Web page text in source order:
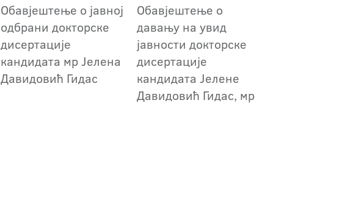
Обавјештење о јавној
одбрани докторске
дисертације
кандидата мр Јелена
Давидовић Гидас
Обавјештење о
давању на увид
јавности докторске
дисертације
кандидата Јелене
Давидовић Гидас, мр